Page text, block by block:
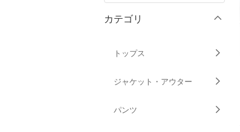
カテゴリ
トップス
ジャケット・アウター
パンツ